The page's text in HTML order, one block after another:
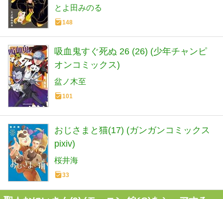
とよ田みのる
148
吸血鬼すぐ死ぬ 26 (26) (少年チャンピ
オンコミックス)
盆ノ木至
101
おじさまと猫(17) (ガンガンコミックス
pixiv)
桜井海
33